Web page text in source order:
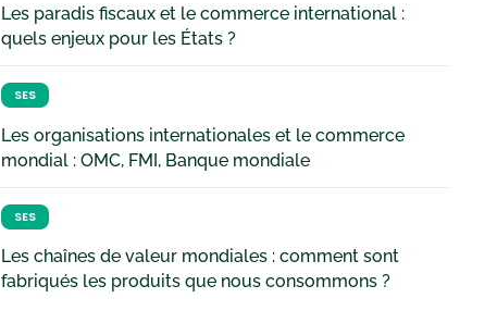
Les paradis fiscaux et le commerce international :
quels enjeux pour les États ?
SES
Les organisations internationales et le commerce
mondial : OMC, FMI, Banque mondiale
SES
Les chaînes de valeur mondiales : comment sont
fabriqués les produits que nous consommons ?